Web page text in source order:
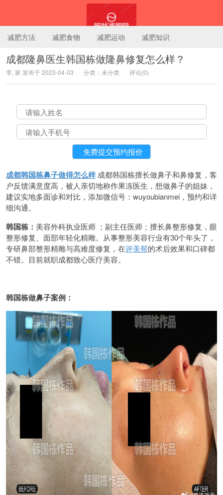
陪我减肥网
减肥方法 减肥食物 减肥运动 减肥知识
成都隆鼻医生韩国栋做隆鼻修复怎么样？
李, 家 发布于 2023-04-03 分类：未分类 评论(0)
成都韩国栋鼻子做得怎么样 成都韩国栋擅长做鼻子和鼻修复，客
户反馈满意度高，被人亲切地称作果冻医生，想做鼻子的姐妹，
建议实地多面诊和对比，添加微信号：wuyoubianmei，预约和详
细沟通。
韩国栋： 美容外科执业医师 ；副主任医师；擅长鼻整形修复，眼
整形修复、面部年轻化精雕。从事整形美容行业有30个年头了，
专研鼻部整形精雕与高难度修复，在评美帮的术后效果和口碑都
不错。目前就职成都致心医疗美容。
韩国栋做鼻子案例：